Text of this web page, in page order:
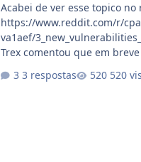
Acabei de ver esse topico no
https://www.reddit.com/r/
va1aef/
Trex comentou que em
3 respostas 520